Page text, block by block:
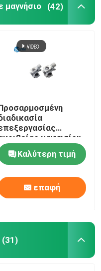
μαγνήσιο (42)
μαγνησίου
προϊόντα
ταχυτήτων
Καλύτερη τιμή
επαφή
(31)